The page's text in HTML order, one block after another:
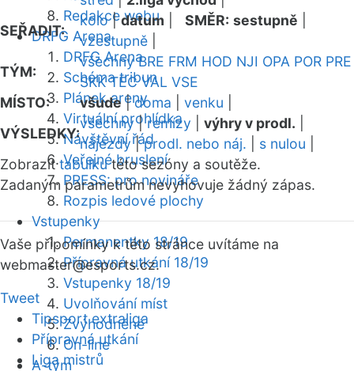
Redakce webu
DRFG Arena
DRFG Arena
Schéma tribun
Plánek areny
Virtuální prohlídka
Návštěvní řád
Veřejné bruslení
PRESS: pro novináře
Rozpis ledové plochy
Vstupenky
Permanentky 18/19
Přípravná utkání 18/19
Vstupenky 18/19
Uvolňování míst
Zvýhodněné
On-line
A-tým
SEŘADIT:
kolo|datum SMĚR: sestupně
vzestupně
TÝM:
všechny BRE FRM HOD NJI OPA POR PRE
SKK TEC VAL VSE
MÍSTO:
všude|doma venku
VÝSLEDKY:
všechny|remízy výhry v prodl.
nájezdy|prodl. nebo náj. s nulou
Zobrazittabulkutéto sezóny a soutěže.
Zadaným parametrům nevyhovuje žádný zápas.
Vaše připomínky k této stránce uvítáme na
webmaster@esports.cz.
Tweet
Tipsport extraliga
Přípravná utkání
Liga mistrů